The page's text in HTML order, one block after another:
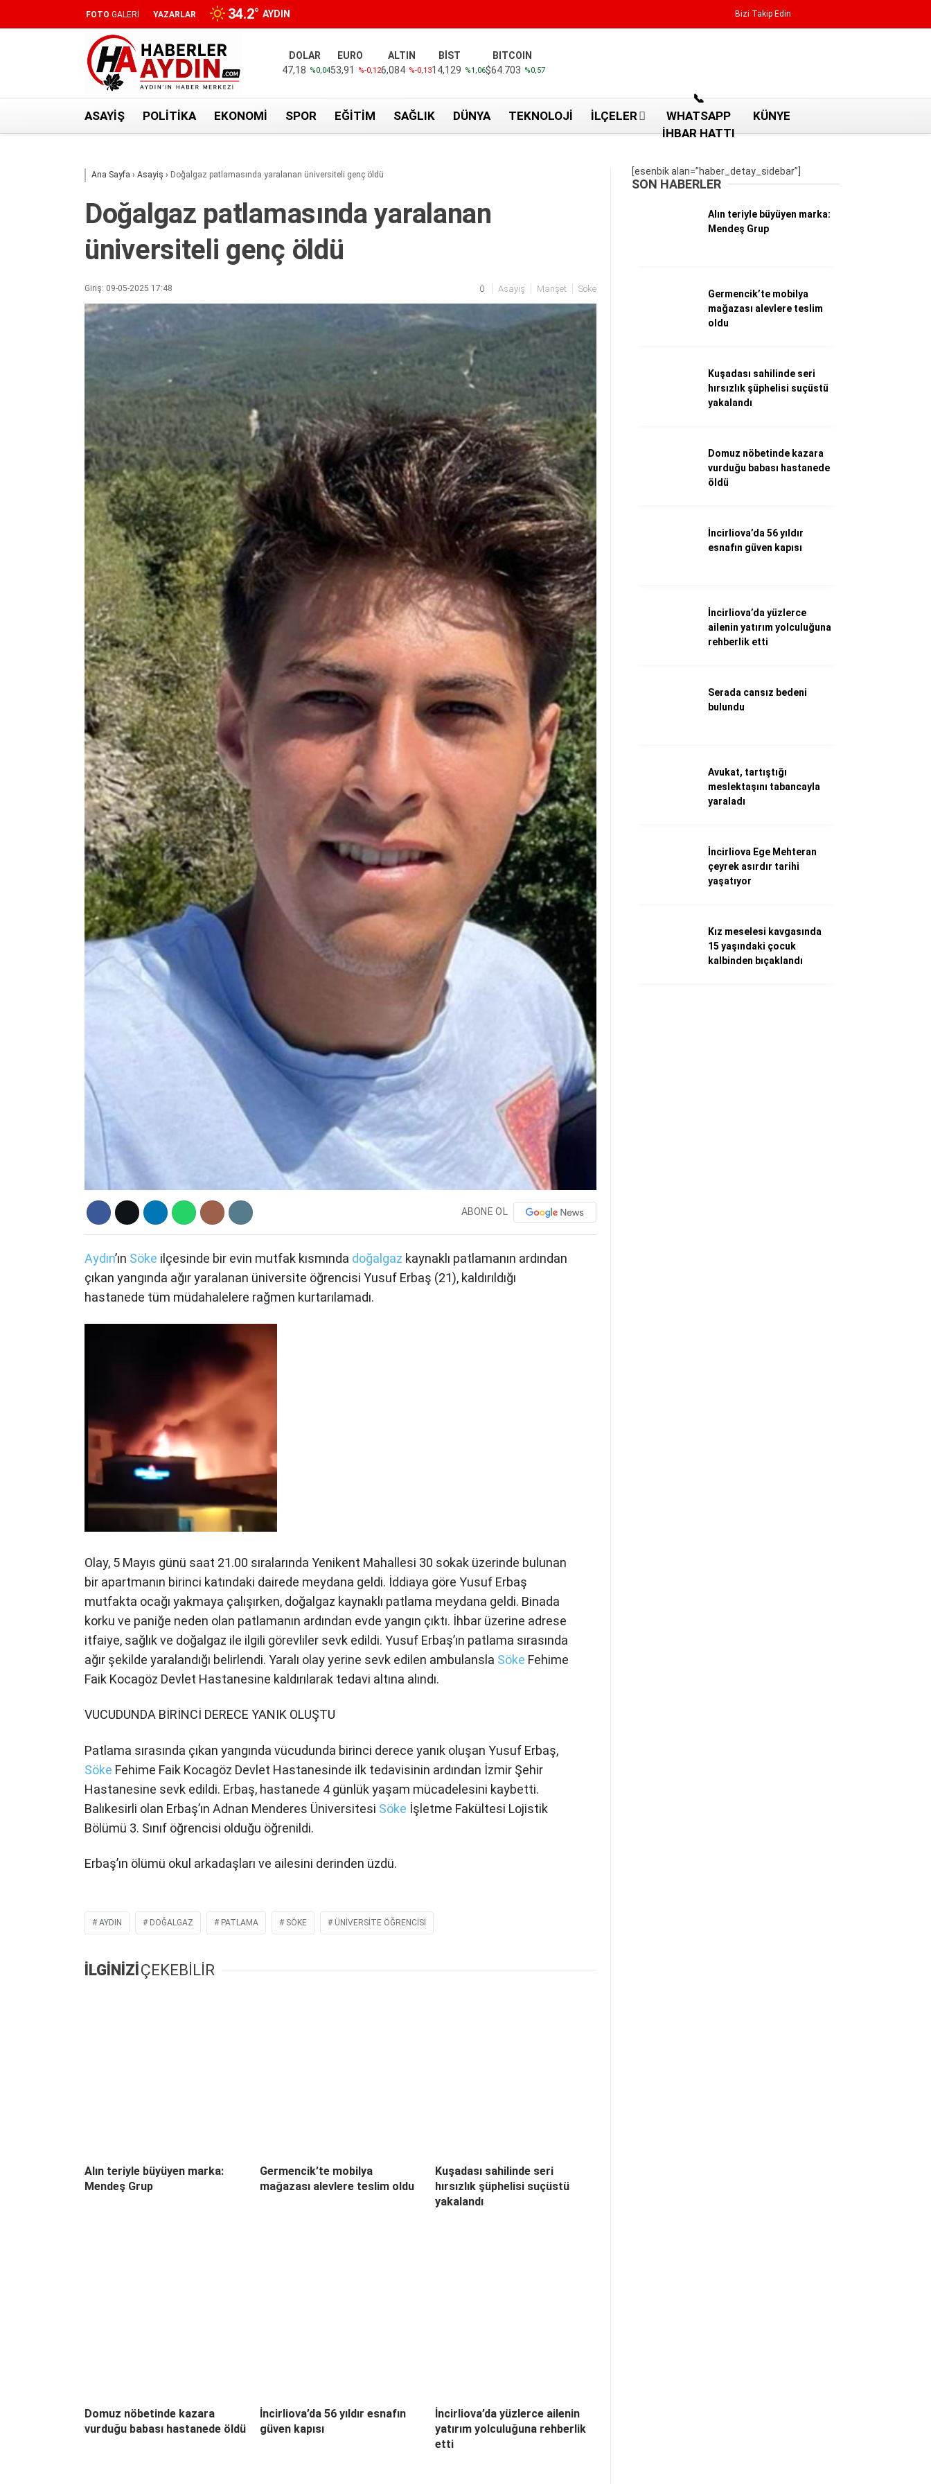
Aydın nöbetçi eczaneler
Aydın Sinema salonları
Künye
Nöbetçi Eczaneler
Süper Lig Puan Durumu
WhatsApp İhbar Hattı
FOTO GALERİ YAZARLAR 34.2° AYDIN Bizi Takip Edin
DOLAR
47,18 %0,04
EURO
53,91
%-0,12
ALTIN
6,084 %-0,13
BİST
14,129 %1,06
BITCOIN
$64.703 %0,57
ASAYIŞ POLITIKA EKONOMI SPOR EĞITIM SAĞLIK DÜNYA TEKNOLOJI İLÇELER
📞
WHATSAPP
İHBAR HATTI
KÜNYE
Ana Sayfa › Asayiş › Doğalgaz patlamasında yaralanan üniversiteli genç öldü
Doğalgaz patlamasında yaralanan
üniversiteli genç öldü
Giriş: 09-05-2025 17:48 0 Asayiş Manşet Söke
ABONE OL
Aydın’ın Söke ilçesinde bir evin mutfak kısmında doğalgaz kaynaklı patlamanın ardından
çıkan yangında ağır yaralanan üniversite öğrencisi Yusuf Erbaş (21), kaldırıldığı
hastanede tüm müdahalelere rağmen kurtarılamadı.
Olay, 5 Mayıs günü saat 21.00 sıralarında Yenikent Mahallesi 30 sokak üzerinde bulunan
bir apartmanın birinci katındaki dairede meydana geldi. İddiaya göre Yusuf Erbaş
mutfakta ocağı yakmaya çalışırken, doğalgaz kaynaklı patlama meydana geldi. Binada
korku ve paniğe neden olan patlamanın ardından evde yangın çıktı. İhbar üzerine adrese
itfaiye, sağlık ve doğalgaz ile ilgili görevliler sevk edildi. Yusuf Erbaş’ın patlama sırasında
ağır şekilde yaralandığı belirlendi. Yaralı olay yerine sevk edilen ambulansla Söke Fehime
Faik Kocagöz Devlet Hastanesine kaldırılarak tedavi altına alındı.
VUCUDUNDA BİRİNCİ DERECE YANIK OLUŞTU
Patlama sırasında çıkan yangında vücudunda birinci derece yanık oluşan Yusuf Erbaş,
Söke Fehime Faik Kocagöz Devlet Hastanesinde ilk tedavisinin ardından İzmir Şehir
Hastanesine sevk edildi. Erbaş, hastanede 4 günlük yaşam mücadelesini kaybetti.
Balıkesirli olan Erbaş’ın Adnan Menderes Üniversitesi Söke İşletme Fakültesi Lojistik
Bölümü 3. Sınıf öğrencisi olduğu öğrenildi.
Erbaş’ın ölümü okul arkadaşları ve ailesini derinden üzdü.
AYDIN DOĞALGAZ PATLAMA SÖKE ÜNIVERSITE ÖĞRENCISI
İLGİNİZİÇEKEBİLİR
Alın teriyle büyüyen marka:
Mendeş Grup
Germencik’te mobilya
mağazası alevlere teslim oldu
Kuşadası sahilinde seri
hırsızlık şüphelisi suçüstü
yakalandı
Domuz nöbetinde kazara
vurduğu babası hastanede öldü
İncirliova’da 56 yıldır esnafın
güven kapısı
İncirliova’da yüzlerce ailenin
yatırım yolculuğuna rehberlik
etti
[esenbik alan=”haber_detay_sidebar”]
SON HABERLER
Alın teriyle büyüyen marka:
Mendeş Grup
Germencik’te mobilya
mağazası alevlere teslim
oldu
Kuşadası sahilinde seri
hırsızlık şüphelisi suçüstü
yakalandı
Domuz nöbetinde kazara
vurduğu babası hastanede
öldü
İncirliova’da 56 yıldır
esnafın güven kapısı
İncirliova’da yüzlerce
ailenin yatırım yolculuğuna
rehberlik etti
Serada cansız bedeni
bulundu
Avukat, tartıştığı
meslektaşını tabancayla
yaraladı
İncirliova Ege Mehteran
çeyrek asırdır tarihi
yaşatıyor
Kız meselesi kavgasında
15 yaşındaki çocuk
kalbinden bıçaklandı